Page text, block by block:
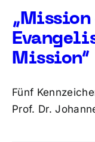
„Mission
Mission“
Fünf
Prof. Dr.